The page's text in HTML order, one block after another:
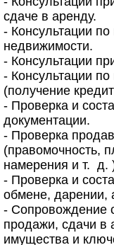
сдаче в аренду.
- Консультации
недвижимости.
- Консультации
- Консультации
(получение
- Проверка и
документации.
- Проверка
(правомочность,
намерения и т. д.
- Проверка и
обмене, дарении,
- Сопровождение
продажи, сдачи в
имущества и